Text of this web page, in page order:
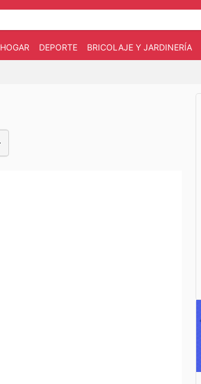
HOGAR DEPORTE BRICOLAJE Y JARDINERÍA